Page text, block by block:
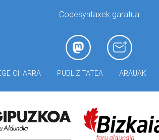
Codesyntaxek garatua
OHARRA PUBLIZITATEA ARAUAK